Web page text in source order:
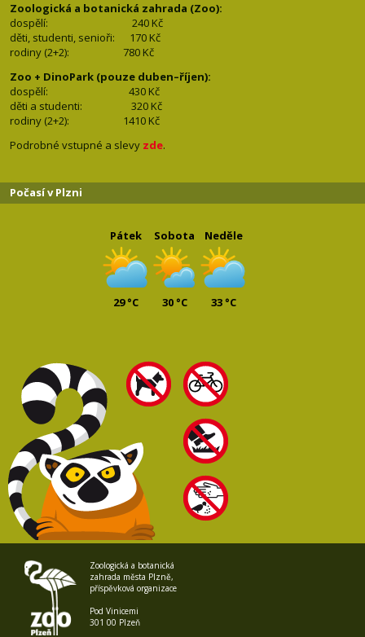
Zoologická a botanická zahrada (Zoo):
dospělí:
240 Kč
děti, studenti, senioři: 170 Kč
rodiny (2+2): 780 Kč
Zoo + DinoPark (pouze duben–říjen):
dospělí: 430 Kč
děti a studenti: 320 Kč
rodiny (2+2): 1410 Kč
Podrobné vstupné a slevy zde.
Počasí v Plzni
Pátek
29 °C
Sobota
30 °C
Neděle
33 °C
Zoologická a botanická
zahrada města Plzně,
příspěvková organizace
Pod Vinicemi
301 00 Plzeň